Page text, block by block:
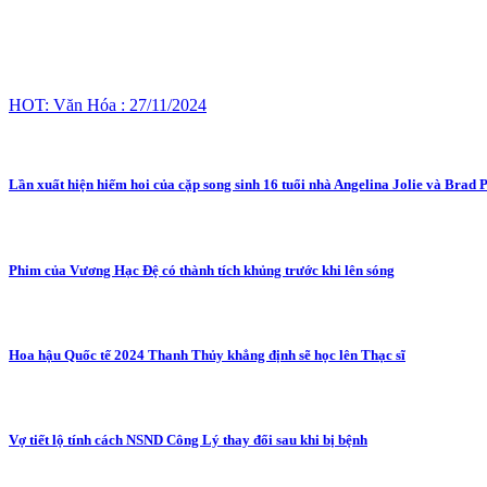
HOT: Văn Hóa : 27/11/2024
Lần xuất hiện hiếm hoi của cặp song sinh 16 tuổi nhà Angelina Jolie và Brad
Phim của Vương Hạc Đệ có thành tích khủng trước khi lên sóng
Hoa hậu Quốc tế 2024 Thanh Thủy khẳng định sẽ học lên Thạc sĩ
Vợ tiết lộ tính cách NSND Công Lý thay đổi sau khi bị bệnh